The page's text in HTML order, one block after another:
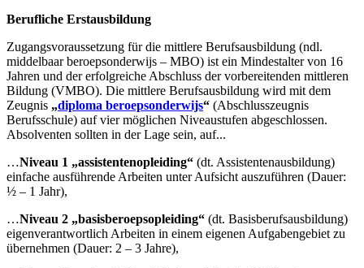
Berufliche Erstausbildung
Zugangsvoraussetzung für die mittlere Berufsausbildung (ndl.
middelbaar beroepsonderwijs – MBO) ist ein Mindestalter von 16
Jahren und der erfolgreiche Abschluss der vorbereitenden mittleren
Bildung (VMBO). Die mittlere Berufsausbildung wird mit dem
Zeugnis „diploma beroepsonderwijs“ (Abschlusszeugnis
Berufsschule) auf vier möglichen Niveaustufen abgeschlossen.
Absolventen sollten in der Lage sein, auf...
…Niveau 1 „assistentenopleiding“ (dt. Assistentenausbildung)
einfache ausführende Arbeiten unter Aufsicht auszuführen (Dauer:
½ – 1 Jahr),
…Niveau 2 „basisberoepsopleiding“ (dt. Basisberufsausbildung)
eigenverantwortlich Arbeiten in einem eigenen Aufgabengebiet zu
übernehmen (Dauer: 2 – 3 Jahre),